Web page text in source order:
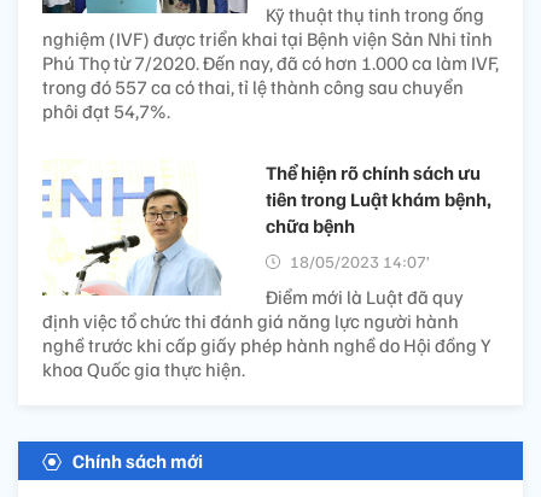
Kỹ thuật thụ tinh trong ống
nghiệm (IVF) được triển khai tại Bệnh viện Sản Nhi tỉnh
Phú Thọ từ 7/2020. Đến nay, đã có hơn 1.000 ca làm IVF,
trong đó 557 ca có thai, tỉ lệ thành công sau chuyển
phôi đạt 54,7%.
Thể hiện rõ chính sách ưu
tiên trong Luật khám bệnh,
chữa bệnh
18/05/2023 14:07’
Điểm mới là Luật đã quy
định việc tổ chức thi đánh giá năng lực người hành
nghề trước khi cấp giấy phép hành nghề do Hội đồng Y
khoa Quốc gia thực hiện.
Chính sách mới